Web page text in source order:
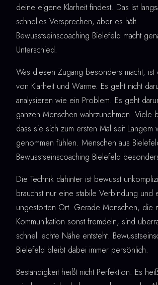
deine eigene Klarheit findest. Das ist
schnelles Versprechen, aber es hält.
Bewusstseinscoaching Bielefeld macht
Unterschied.
Was diesen Zugang besonders macht,
von Klarheit und Wärme. Es geht nicht
analysieren wie ein Problem. Es geht
ganzen Menschen wahrzunehmen. Viele
dass sie sich zum ersten Mal seit Langem
genommen fühlen. Menschen aus
Bewusstseinscoaching Bielefeld
Die Technik dahinter ist bewusst
brauchst nur eine stabile Verbindung und
ungestörten Ort. Gerade Menschen, die
Kommunikation sonst fremdeln, sind
schnell echte Nähe entsteht.
Bielefeld bleibt dabei immer persönlich.
Beständigkeit heißt nicht Perfektion. Es